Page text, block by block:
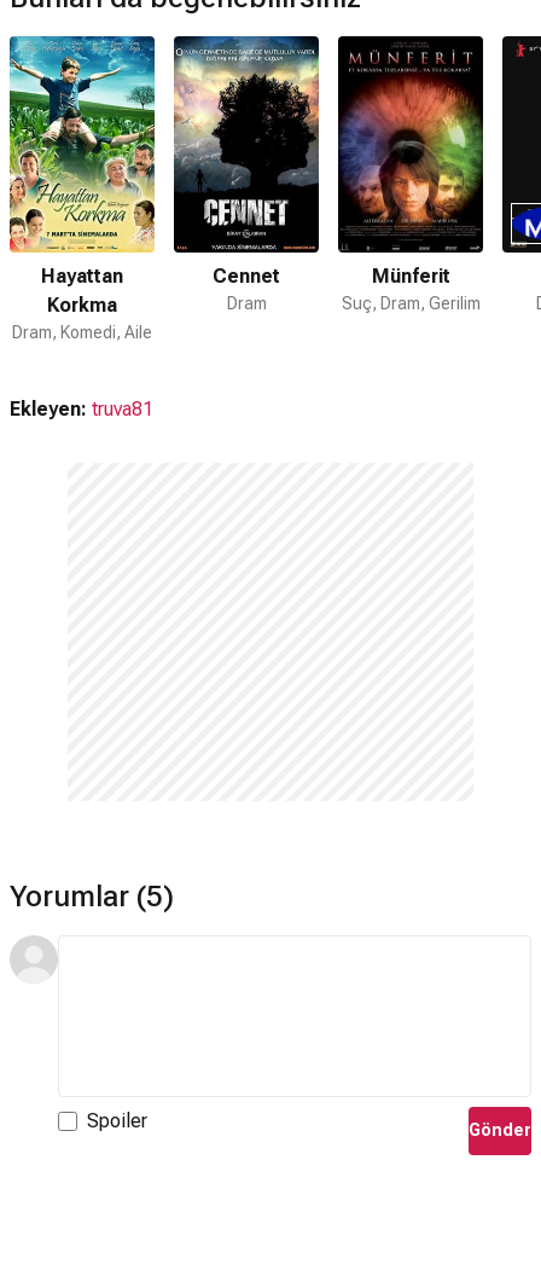
Hayattan
Korkma
Dram, Komedi, Aile
Cennet
Dram
Münferit
Suç, Dram, Gerilim
Ekleyen: truva81
Yorumlar (5)
Spoiler Gönder